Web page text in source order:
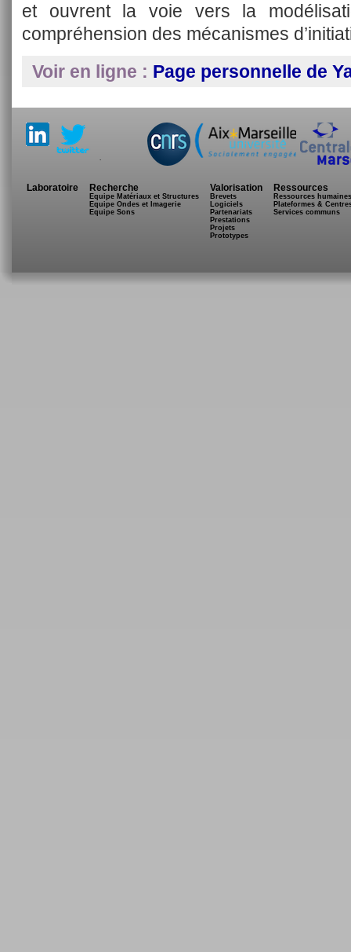
et ouvrent la voie vers la
compréhension des mécanismes
Voir en ligne : Page personnelle de
.
Laboratoire Recherche
Equipe Matériaux et Structures
Equipe Ondes et Imagerie
Equipe Sons
Valorisation
Brevets
Logiciels
Partenariats
Prestations
Projets
Prototypes
Ressources
Ressources humaines
Plateformes &
Services communs